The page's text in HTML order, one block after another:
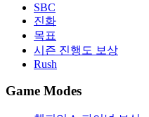
SBC
진화
목표
시즌 진행도 보상
Rush
Game Modes